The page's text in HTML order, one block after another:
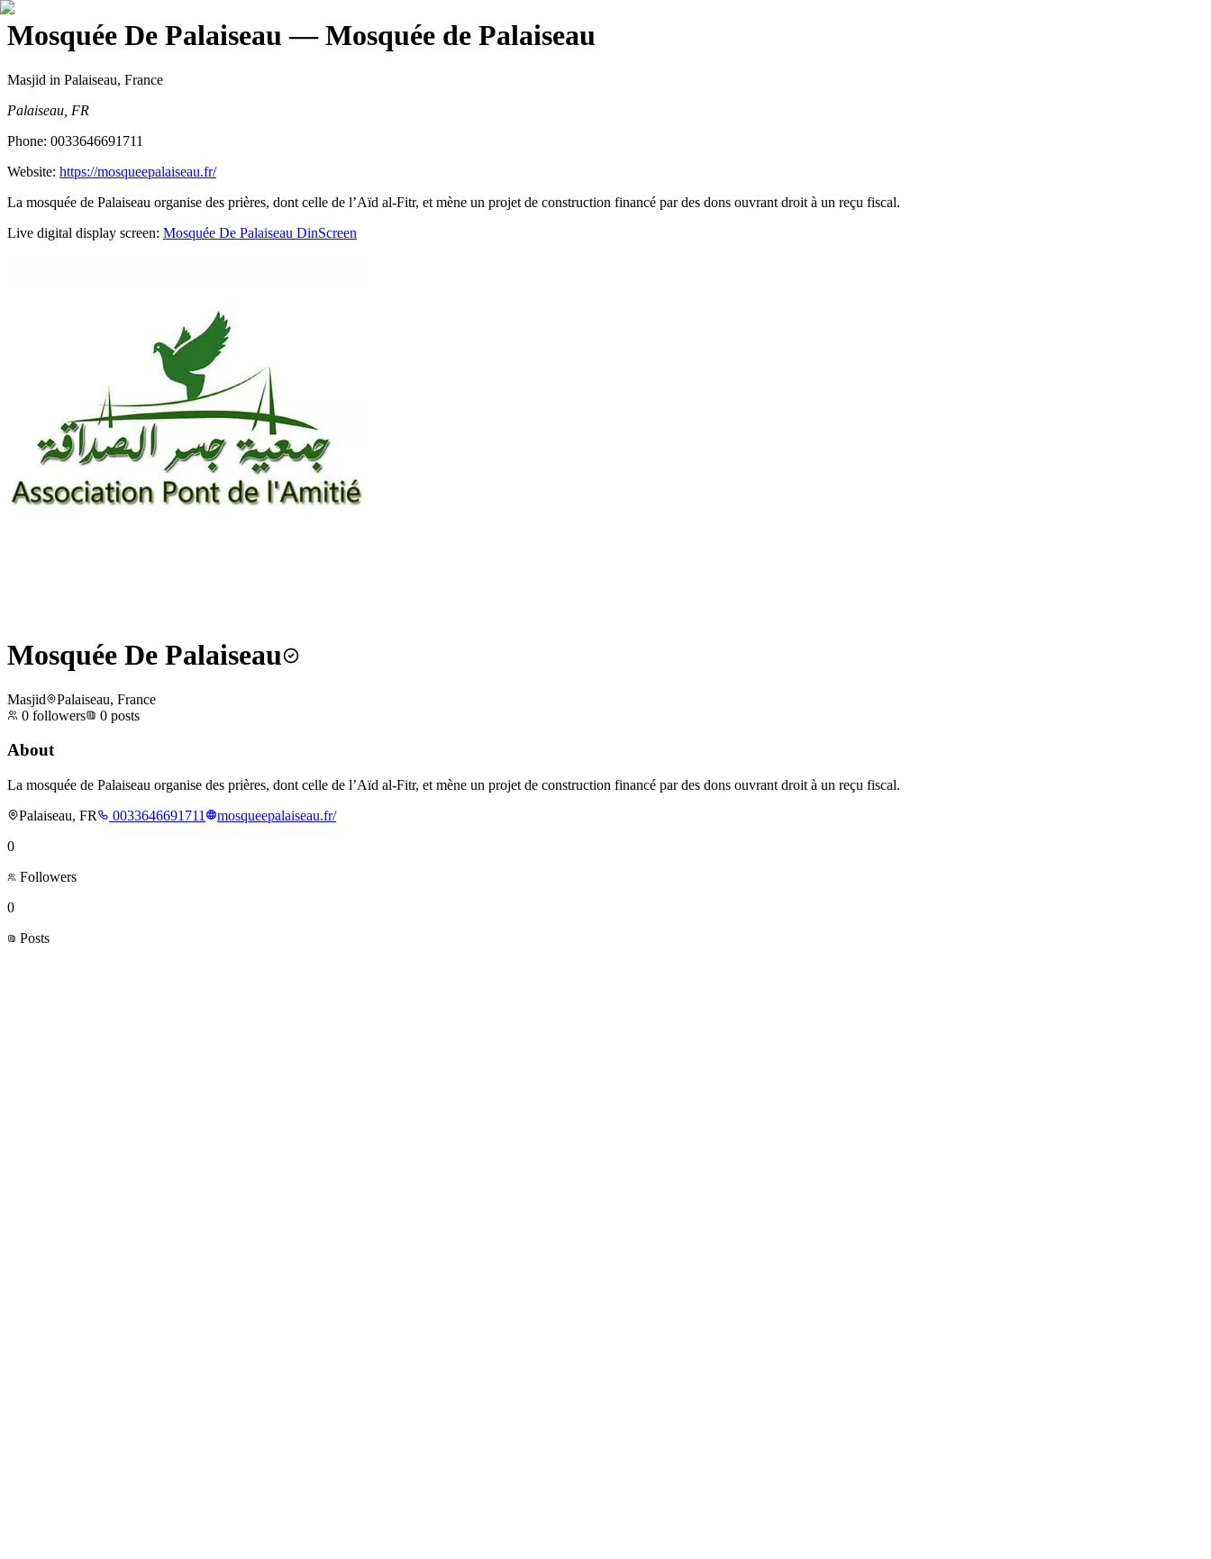
Mosquée De Palaiseau — Mosquée de Palaiseau
Masjid in Palaiseau, France
Palaiseau, FR
Phone: 0033646691711
Website: https://mosqueepalaiseau.fr/
La mosquée de Palaiseau organise des prières, dont celle de l’Aïd al-Fitr, et mène un projet de construction financé par des dons ouvrant droit à un reçu fiscal.
Live digital display screen: Mosquée De Palaiseau DinScreen
Mosquée De Palaiseau
Masjid
Palaiseau, France
0 followers 0 posts
About
La mosquée de Palaiseau organise des prières, dont celle de l’Aïd al-Fitr, et mène un projet de construction financé par des dons ouvrant droit à un reçu fiscal.
Palaiseau, FR
0033646691711
mosqueepalaiseau.fr/
0
Followers
0
Posts